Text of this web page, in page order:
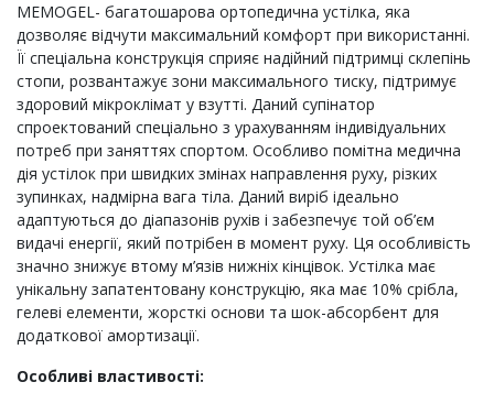
MEMOGEL- багатошарова ортопедична устілка, яка
дозволяє відчути максимальний комфорт при використанні.
Її спеціальна конструкція сприяє надійний підтримці склепінь
стопи, розвантажує зони максимального тиску, підтримує
здоровий мікроклімат у взутті. Даний супінатор
спроектований спеціально з урахуванням індивідуальних
потреб при заняттях спортом. Особливо помітна медична
дія устілок при швидких змінах направлення руху, різких
зупинках, надмірна вага тіла. Даний виріб ідеально
адаптуються до діапазонів рухів і забезпечує той об’єм
видачі енергії, який потрібен в момент руху. Ця особливість
значно знижує втому м’язів нижніх кінцівок. Устілка має
унікальну запатентовану конструкцію, яка має 10% срібла,
гелеві елементи, жорсткі основи та шок-абсорбент для
додаткової амортизації.
Особливі властивості: